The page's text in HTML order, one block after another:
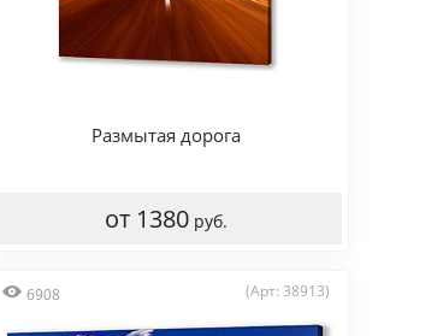
Размытая дорога
от 1380 руб.
6908 (Арт: 38913)